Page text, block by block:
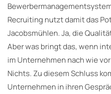
Recruiting nutzt damit das
Jacobsmühlen. Ja, die
Aber was bringt das, wenn
im Unternehmen nach wie
Nichts. Zu diesem Schluss
Unternehmen in ihren